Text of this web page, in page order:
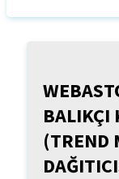
BALIKÇI
(TREND